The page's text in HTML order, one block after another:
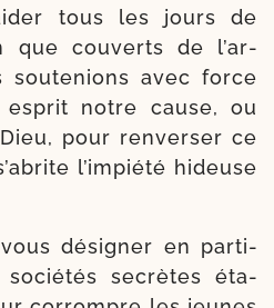
tous les jours de
que cou­verts de l’ar­
sou­te­nions avec force
notre cause, ou
pour ren­ver­ser ce
l’im­pié­té hideuse
dési­gner en par­ti­
secrètes éta­